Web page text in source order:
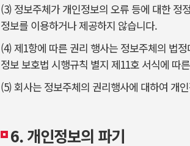
(3) 정보주체가 개인정보의 오류 등에 대한 정
정보를 이용하거나 제공하지 않습니다.
(4) 제1항에 따른 권리 행사는 정보주체의 법
정보 보호법 시행규칙 별지 제11호 서식에 따
(5) 회사는 정보주체의 권리행사에 대하여 개
6. 개인정보의 파기